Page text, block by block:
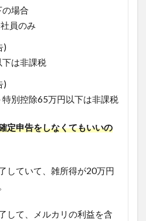
場合
員のみ
)
は非課税
)
別控除65万円以下は非課税
定申告をしなくてもいいの
していて、雑所得が20万円
して、メルカリの利益を含